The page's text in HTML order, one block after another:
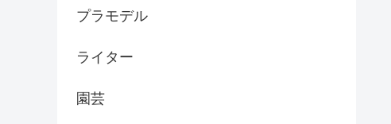
プラモデル
ライター
園芸